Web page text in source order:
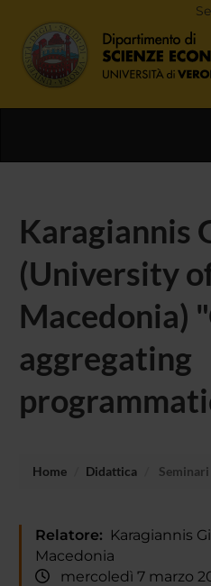
Karagiannis
(University
Macedonia)
aggregating
Home Didattica Seminari
Relatore: Karagiannis
Macedonia
mercoledì 7 marzo